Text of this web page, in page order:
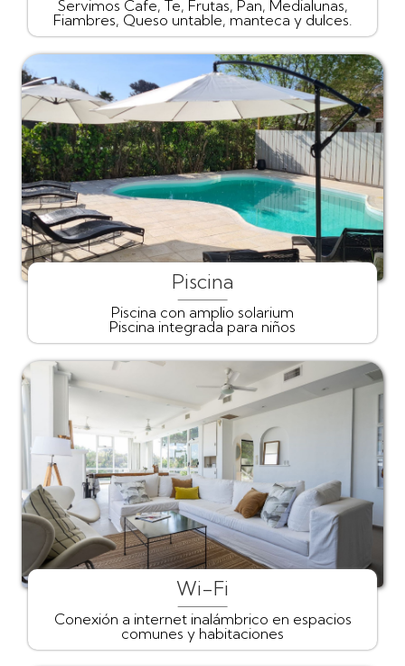
Servimos Cafe, Te, Frutas, Pan, Medialunas,
Fiambres, Queso untable, manteca y dulces.
Piscina
Piscina con amplio solarium
Piscina integrada para niños
Wi-Fi
Conexión a internet inalámbrico en espacios
comunes y habitaciones